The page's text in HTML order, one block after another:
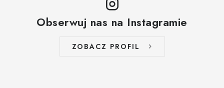
Obserwuj nas na Instagramie
ZOBACZ PROFIL